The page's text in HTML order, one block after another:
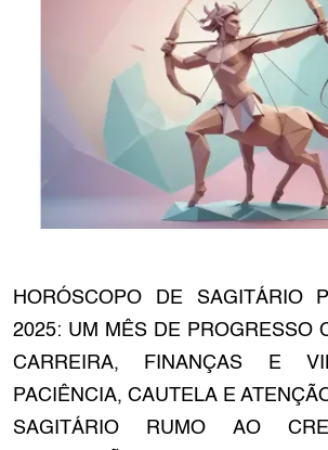
HORÓSCOPO DE SAGITÁRIO
2025: UM MÊS DE PROGRESSO
CARREIRA, FINANÇAS E
PACIÊNCIA, CAUTELA E
SAGITÁRIO RUMO AO